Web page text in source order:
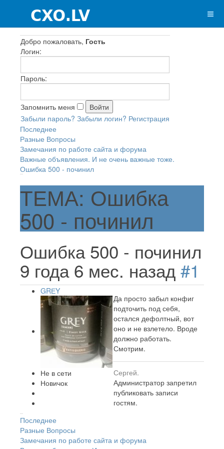
Добро пожаловать, Гость
Логин:
Пароль:
Запомнить меня
Забыли пароль? Забыли логин? Регистрация
Последнее
Разные Вопросы
Замечания по работе сайта и форума
Важные объявления. И не очень важные тоже.
Ошибка 500 - починил
ТЕМА: Ошибка
500 - починил
Ошибка 500 - починил
9 года 6 мес. назад #1
GRЕY
Не в сети
Новичок
Да просто забыл конфиг
подточить под себя,
остался дефолтный, вот
оно и не взлетело. Вроде
должно работать.
Смотрим.
Сергей.
Администратор запретил
публиковать записи
гостям.
Последнее
Разные Вопросы
Замечания по работе сайта и форума